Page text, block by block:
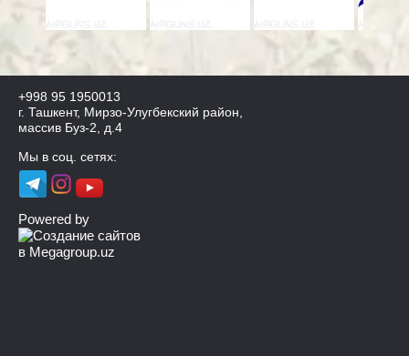
+998 95 1950013
г. Ташкент, Мирзо-Улугбекский район,
массив Буз-2, д.4
Мы в соц. сетях:
Powered by